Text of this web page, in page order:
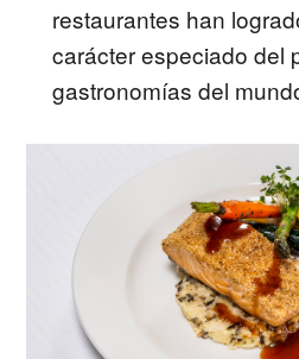
restaurantes han
carácter especiado del
gastronomías del